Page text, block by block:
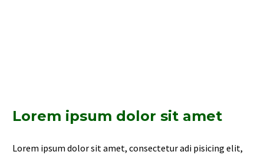
Lorem ipsum dolor sit amet
Lorem ipsum dolor sit amet, consectetur adi pisicing elit,